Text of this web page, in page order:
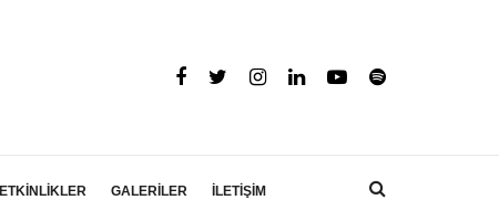
ETKİNLİKLER GALERİLER İLETİŞİM